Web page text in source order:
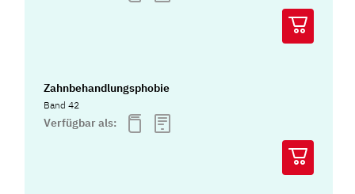
Zahnbehandlungsphobie
Band 42
Verfügbar als: